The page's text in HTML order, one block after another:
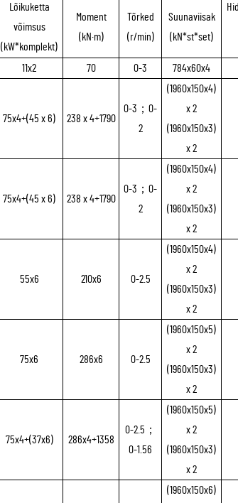
Lõikuketta
võimsus
(kW*komplekt)
Moment
(kN·m)
Tõrked
(r/min)
Suunaviisak
(kN*st*set)
11x2 70 0-3 784x60x4
75x4+(45 x 6) 238 x 4+1790
0-3；0-
2
(1960x150x4)
x 2
(1960x150x3)
x 2
75x4+(45 x 6) 238 x 4+1790
0-3；0-
2
(1960x150x4)
x 2
(1960x150x3)
x 2
55x6 210x6 0-2.5
(1960x150x4)
x 2
(1960x150x3)
x 2
75x6 286x6 0-2.5
(1960x150x5)
x 2
(1960x150x3)
x 2
75x4+(37x6) 286x4+1358
0-2.5；
0-1.56
(1960x150x5)
x 2
(1960x150x3)
x 2
(1960x150x6)